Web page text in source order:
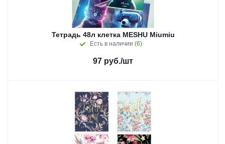
Тетрадь 48л клетка MESHU Miumiu
Есть в наличии (6)
97 руб./шт